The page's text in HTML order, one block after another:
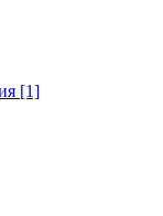
[1]